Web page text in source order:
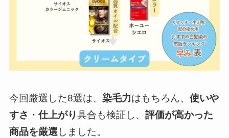
今回厳選した8選は、 染毛力はもちろん、 使いや
すさ ・ 仕上がり具合も検証し、 評価が高かった
商品を厳選しました。